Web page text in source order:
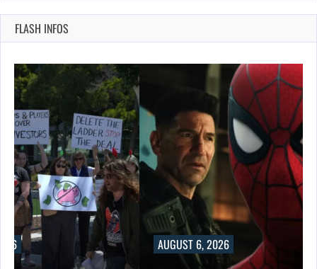
FLASH INFOS
AUGUST 6, 2026
RUSSELL